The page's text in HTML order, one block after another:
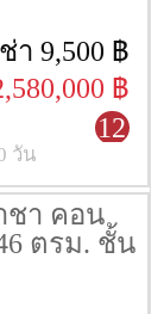
ช่า 9,500 ฿
฿
12
วัน
ชา คอน
ตรม. ชั้น